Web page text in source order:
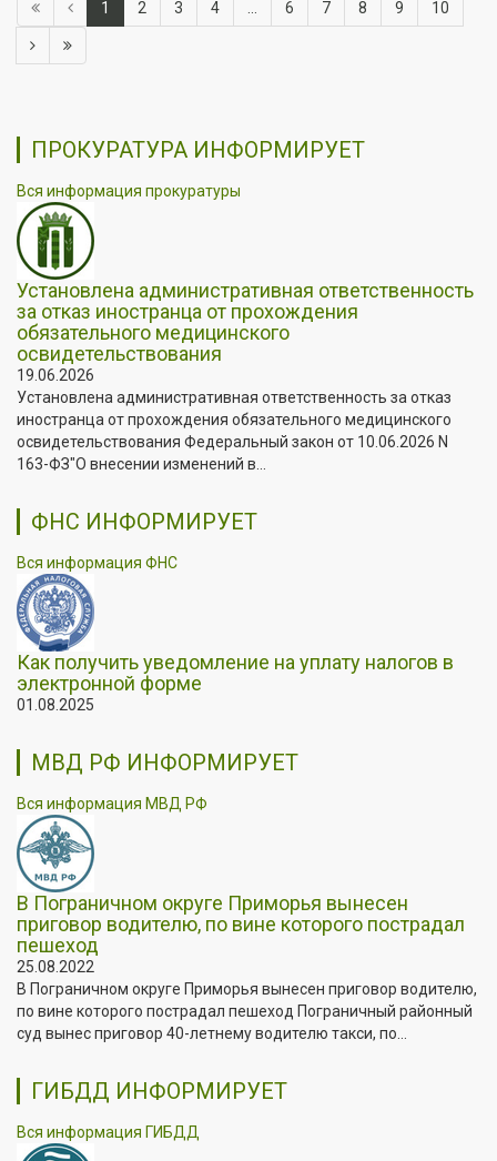
1 2 3 4 6 7 8 9 10
ПРОКУРАТУРА ИНФОРМИРУЕТ
Вся информация прокуратуры
Установлена административная ответственность
за отказ иностранца от прохождения
обязательного медицинского
освидетельствования
19.06.2026
Установлена административная ответственность за отказ
иностранца от прохождения обязательного медицинского
освидетельствования Федеральный закон от 10.06.2026 N
163-ФЗ"О внесении изменений в...
ФНС ИНФОРМИРУЕТ
Вся информация ФНС
Как получить уведомление на уплату налогов в
электронной форме
01.08.2025
МВД РФ ИНФОРМИРУЕТ
Вся информация МВД РФ
В Пограничном округе Приморья вынесен
приговор водителю, по вине которого пострадал
пешеход
25.08.2022
В Пограничном округе Приморья вынесен приговор водителю,
по вине которого пострадал пешеход Пограничный районный
суд вынес приговор 40-летнему водителю такси, по...
ГИБДД ИНФОРМИРУЕТ
Вся информация ГИБДД